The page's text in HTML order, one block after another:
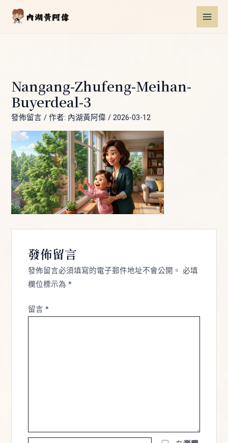
Nangang-Zhufeng-Meihan-
Buyerdeal-3
發佈留言 / 作者: 內湖黃阿偉/2026-03-12
發佈留言
發佈留言必須填寫的電子郵件地址不會公開。 必填
欄位標示為 *
留言 *
navigation